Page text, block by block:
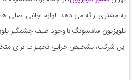
به مشتری ارائه می دهد. لوازم جانبی
تلویزیون سامسونگبا وجود طیف چشمگیر
این شرکت، تشخیص خرابی تجهیزات برای